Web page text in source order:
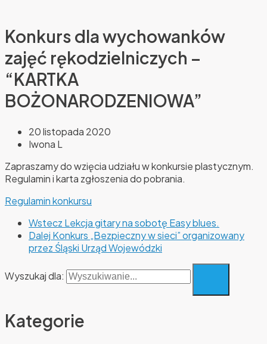
Konkurs dla wychowanków
zajęć rękodzielniczych –
“KARTKA
BOŻONARODZENIOWA”
20 listopada 2020
Iwona L
Zapraszamy do wzięcia udziału w konkursie plastycznym.
Regulamin i karta zgłoszenia do pobrania.
Regulamin konkursu
Wstecz Lekcja gitary na sobotę Easy blues.
Dalej Konkurs „Bezpieczny w sieci” organizowany
przez Śląski Urząd Wojewódzki
Wyszukaj dla:
Kategorie